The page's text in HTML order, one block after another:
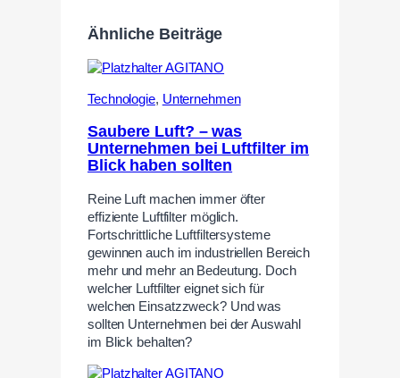
Ähnliche Beiträge
Technologie, Unternehmen
Saubere Luft? – was
Unternehmen bei Luftfilter im
Blick haben sollten
Reine Luft machen immer öfter
effiziente Luftfilter möglich.
Fortschrittliche Luftfiltersysteme
gewinnen auch im industriellen Bereich
mehr und mehr an Bedeutung. Doch
welcher Luftfilter eignet sich für
welchen Einsatzzweck? Und was
sollten Unternehmen bei der Auswahl
im Blick behalten?